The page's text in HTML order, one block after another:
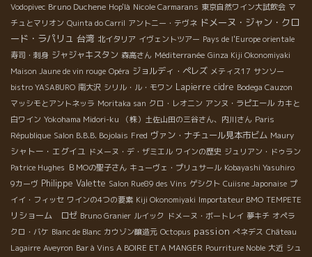
Vodopivec Bruno Duchene Hop'là Nicole Carmarans 東京自然ワイン大試飲会 マ
チュとマリオン Quinta do Carril アントニー・テヴネ ドメーヌ・ジャン・クロ
ード・ラパリュ 台湾 北イタリア イヴェントツアー Pays de l'Europe orientale
寿司・刺身 ジャジャキスタン 森高さん Méditerranée Ginza Kiji Okonomiyaki
Maison Jaune de vin rouge Opéra ジョルディ・ペレズ メティス17 サンソー
bistro YASABURO 南大沢 シリル・ル・モワン Lapierre cidre Bodega Cauzon
マッシモとアントネッラ Moritaka san クロ・レオニン アンヌ・ラピエール カキと
白ワイン Yokohama Midori-ku （株）土佐山田の三谷さん、内川さん Paris
République Salon B.B.B. Bojolais Fred ヴァン・ナチュール見本市ビム Maury
シャトー・エグイユ ドメーヌ・デ・ザミエル ワインの歴史 ジュリアン・ドゥラン
Patrice Hughes ＢＭОの聖子さん キューヴェ・プリュサール Kobayashi Yasuhiro
9カーヴ Philippe Valette Salon Rue89 des Vins ゲシクト Cuiisne Japonaise プ
イイ・フィッセ ワインの4つの要素 Kiji Okonomiyaki Importateur BMO TEMPETE
リショーム ロゼ Bruno Granier ルイック ドメーヌ・ボートレイ 夢キチ オペラ
クロ・バケ Blanc de Blanc カウゾン醸造元 Octopus passion ぺネデス Château
Lagairre Aveyron Bar à Vins A BOIRE ET A MANGER Pourriture Noble 大近 シュ